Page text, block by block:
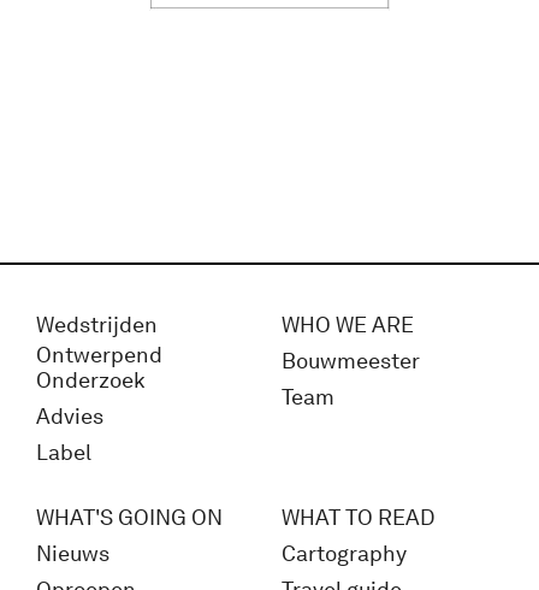
Wedstrijden
Ontwerpend
Onderzoek
Advies
Label
WHO WE ARE
Bouwmeester
Team
WHAT'S GOING ON
Nieuws
WHAT TO READ
Cartography